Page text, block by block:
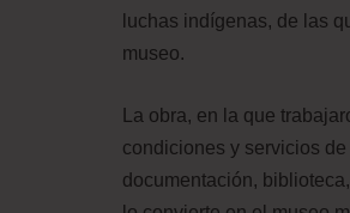
luchas indígenas, de las
museo.
La obra, en la que
condiciones y servicios
documentación,